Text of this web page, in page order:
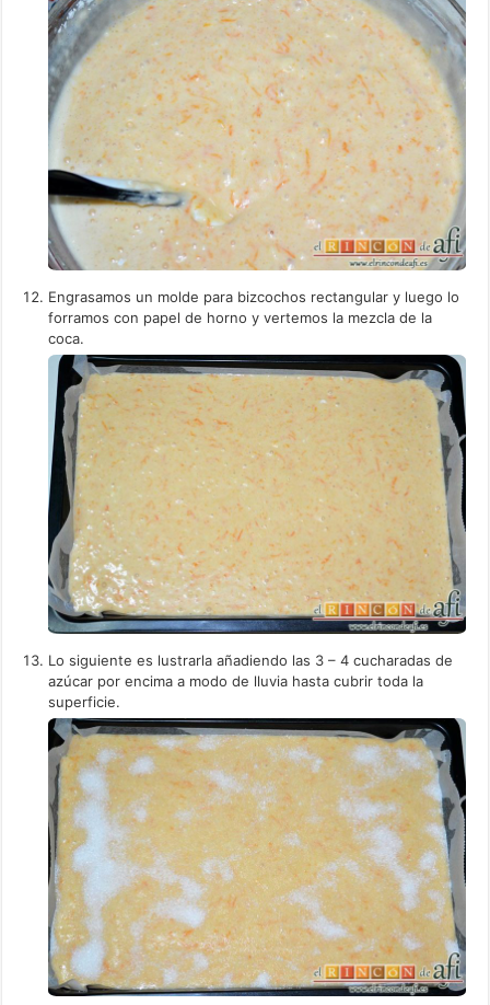
Engrasamos un molde para bizcochos rectangular y luego lo
forramos con papel de horno y vertemos la mezcla de la
coca.
Lo siguiente es lustrarla añadiendo las 3 – 4 cucharadas de
azúcar por encima a modo de lluvia hasta cubrir toda la
superficie.